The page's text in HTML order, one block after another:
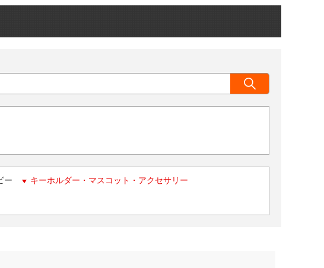
ー キーホルダー・マスコット・アクセサリー